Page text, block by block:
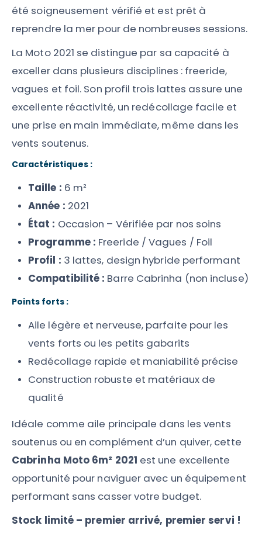
été soigneusement vérifié et est prêt à
reprendre la mer pour de nombreuses sessions.
La Moto 2021 se distingue par sa capacité à
exceller dans plusieurs disciplines : freeride,
vagues et foil. Son profil trois lattes assure une
excellente réactivité, un redécollage facile et
une prise en main immédiate, même dans les
vents soutenus.
Caractéristiques :
Taille : 6 m²
Année : 2021
État : Occasion – Vérifiée par nos soins
Programme : Freeride / Vagues / Foil
Profil : 3 lattes, design hybride performant
Compatibilité : Barre Cabrinha (non incluse)
Points forts :
Aile légère et nerveuse, parfaite pour les
vents forts ou les petits gabarits
Redécollage rapide et maniabilité précise
Construction robuste et matériaux de
qualité
Idéale comme aile principale dans les vents
soutenus ou en complément d’un quiver, cette
Cabrinha Moto 6m² 2021 est une excellente
opportunité pour naviguer avec un équipement
performant sans casser votre budget.
Stock limité – premier arrivé, premier servi !